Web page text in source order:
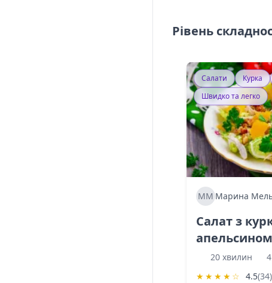
Рівень
Салати Курка
Швидко та легко
ММ Марина
Салат з
апельсином
20 хвилин
4
★ ★ ★ ★ ☆ 4.5(34)